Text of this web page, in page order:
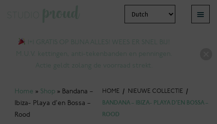
door
naar
Menu
Home » Shop » Bandana –
Ibiza- Playa d’en Bossa –
Rood
HOME / NIEUWE COLLECTIE /
BANDANA – IBIZA- PLAYA D’EN BOSSA –
ROOD